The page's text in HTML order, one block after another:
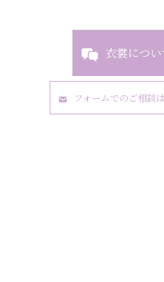
衣裳につ
フォームでのご相談